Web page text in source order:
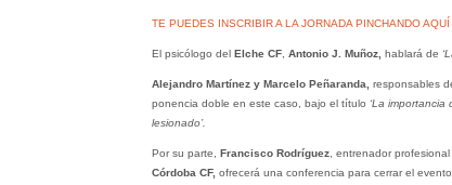
TE PUEDES INSCRIBIR A LA JORNADA PINCHANDO AQUÍ
El psicólogo del Elche CF, Antonio J. Muñoz, hablará de
Alejandro Martínez y Marcelo Peñaranda, responsables
ponencia doble en este caso, bajo el título ‘La
lesionado’.
Por su parte, Francisco Rodríguez, entrenador
Córdoba CF, ofrecerá una conferencia para cerrar el evento.